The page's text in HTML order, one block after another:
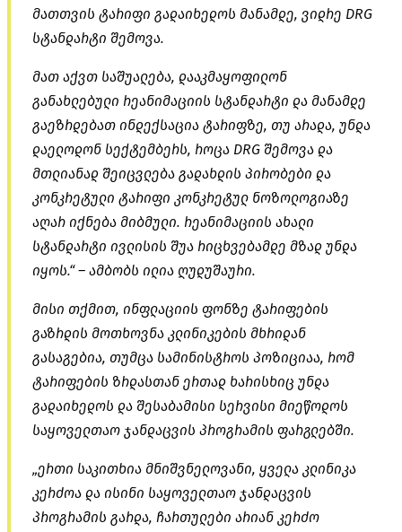
მათთვის ტარიფი გადაიხედოს მანამდე, ვიდრე DRG
სტანდარტი შემოვა.
მათ აქვთ საშუალება, დააკმაყოფილონ
განახლებული რეანიმაციის სტანდარტი და მანამდე
გაეზრდებათ ინდექსაცია ტარიფზე, თუ არადა, უნდა
დაელოდონ სექტემბერს, როცა DRG შემოვა და
მთლიანად შეიცვლება გადახდის პირობები და
კონკრეტული ტარიფი კონკრეტულ ნოზოლოგიაზე
აღარ იქნება მიბმული. რეანიმაციის ახალი
სტანდარტი ივლისის შუა რიცხვებამდე მზად უნდა
იყოს.“ – ამბობს ილია ღუდუშაური.
მისი თქმით, ინფლაციის ფონზე ტარიფების
გაზრდის მოთხოვნა კლინიკების მხრიდან
გასაგებია, თუმცა სამინისტროს პოზიციაა, რომ
ტარიფების ზრდასთან ერთად ხარისხიც უნდა
გადაიხედოს და შესაბამისი სერვისი მიეწოდოს
საყოველთაო ჯანდაცვის პროგრამის ფარგლებში.
„ერთი საკითხია მნიშვნელოვანი, ყველა კლინიკა
კერძოა და ისინი საყოველთაო ჯანდაცვის
პროგრამის გარდა, ჩართულები არიან კერძო